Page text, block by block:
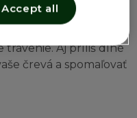
trávenie. Aj príliš dlhé
črevá a spomaľovať
Accept all